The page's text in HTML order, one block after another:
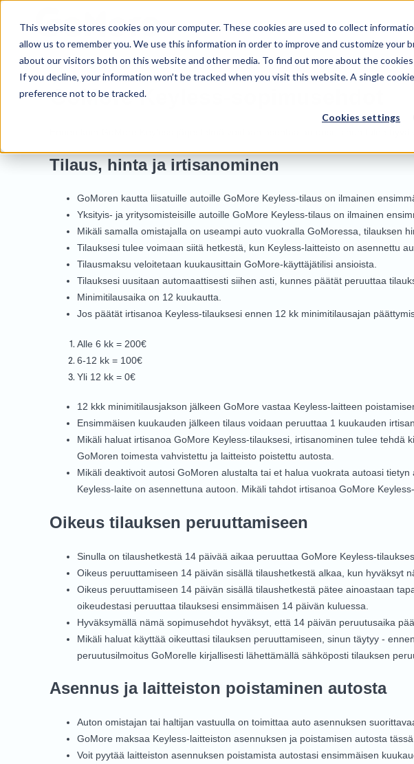
This website stores cookies on your computer. These cookies are used to collect
allow us to remember you. We use this information in order to improve and customize your
about our visitors both on this website and other media. To find out more about the
If you decline, your information won’t be tracked when you visit this website. A single
preference not to be tracked.
Cookies settings
GoMore Keyless-sopimusehdot
Ennen kuin GoMore Keyless-järjestelmä voidaan asentaa autoosi, sinun tulee
Tilaus, hinta ja irtisanominen
GoMoren kautta liisatuille autoille GoMore Keyless-tilaus on ilmainen
Yksityis- ja yritysomisteisille autoille GoMore Keyless-tilaus on ilmainen
Mikäli samalla omistajalla on useampi auto vuokralla GoMoressa, tilauksen
Tilauksesi tulee voimaan siitä hetkestä, kun Keyless-laitteisto on asennettu
Tilausmaksu veloitetaan kuukausittain GoMore-käyttäjätilisi ansioista.
Tilauksesi uusitaan automaattisesti siihen asti, kunnes päätät peruuttaa
Minimitilausaika on 12 kuukautta.
Jos päätät irtisanoa Keyless-tilauksesi ennen 12 kk minimitilausajan
Alle 6 kk = 200€
6-12 kk = 100€
Yli 12 kk = 0€
12 kkk minimitilausjakson jälkeen GoMore vastaa Keyless-laitteen
Ensimmäisen kuukauden jälkeen tilaus voidaan peruuttaa 1 kuukauden
Mikäli haluat irtisanoa GoMore Keyless-tilauksesi, irtisanominen tulee tehdä
GoMoren toimesta vahvistettu ja laitteisto poistettu autosta.
Mikäli deaktivoit autosi GoMoren alustalta tai et halua vuokrata autoasi
Keyless-laite on asennettuna autoon. Mikäli tahdot irtisanoa GoMore
Oikeus tilauksen peruuttamiseen
Sinulla on tilaushetkestä 14 päivää aikaa peruuttaa GoMore Keyless-
Oikeus peruuttamiseen 14 päivän sisällä tilaushetkestä alkaa, kun hyväksyt
Oikeus peruuttamiseen 14 päivän sisällä tilaushetkestä pätee ainoastaan
oikeudestasi peruuttaa tilauksesi ensimmäisen 14 päivän kuluessa.
Hyväksymällä nämä sopimusehdot hyväksyt, että 14 päivän peruutusaika
Mikäli haluat käyttää oikeuttasi tilauksen peruuttamiseen, sinun täytyy -
peruutusilmoitus GoMorelle kirjallisesti lähettämällä sähköposti tilauksen
Asennus ja laitteiston poistaminen autosta
Auton omistajan tai haltijan vastuulla on toimittaa auto asennuksen
GoMore maksaa Keyless-laitteiston asennuksen ja poistamisen autosta
Voit pyytää laitteiston asennuksen poistamista autostasi ensimmäisen